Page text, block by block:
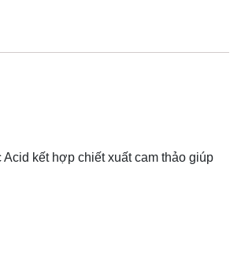
kết hợp chiết xuất cam thảo giúp